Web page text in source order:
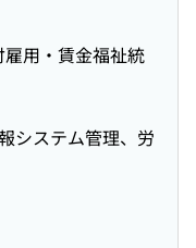
用・賃金福祉統
システム管理、労